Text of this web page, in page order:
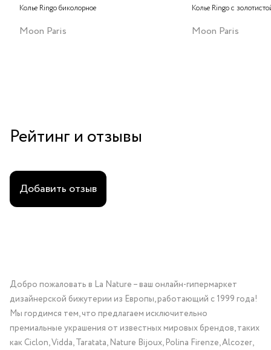
Колье Ringo биколорное
Moon Paris
Колье Ringo с
Moon Paris
Рейтинг и отзывы
Добавить отзыв
Добро пожаловать в La Nature – ваш онлайн-гипермаркет
дизайнерской бижутерии из Европы, работающий с 1999 года!
Мы гордимся тем, что предлагаем исключительно
премиальные украшения от известных мировых брендов, таких
как Ciclon, Vidda, Taratata, Nature Bijoux, Polina Firenze, Alcozer,